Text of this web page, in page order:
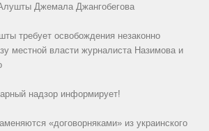
Джемала Джангобегова
требует освобождения незаконно
местной власти журналиста Назимова и
надзор информирует!
«договорняками» из украинского